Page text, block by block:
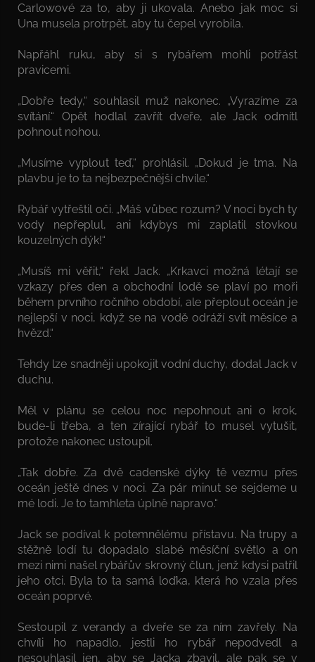
Carlowové za to, aby ji ukovala. Anebo jak moc si
Una musela protrpět, aby tu čepel vyrobila.
Napřáhl ruku, aby si s rybářem mohli potřást
pravicemi.
„Dobře tedy,“ souhlasil muž nakonec. „Vyrazíme za
svítání.“ Opět hodlal zavřít dveře, ale Jack odmítl
pohnout nohou.
„Musíme vyplout teď,“ prohlásil. „Dokud je tma. Na
plavbu je to ta nejbezpečnější chvíle.“
Rybář vytřeštil oči. „Máš vůbec rozum? V noci bych ty
vody nepřeplul, ani kdybys mi zaplatil stovkou
kouzelných dýk!“
„Musíš mi věřit,“ řekl Jack. „Krkavci možná létají se
vzkazy přes den a obchodní lodě se plaví po moři
během prvního ročního období, ale přeplout oceán je
nejlepší v noci, když se na vodě odráží svit měsíce a
hvězd.“
Tehdy lze snadněji upokojit vodní duchy, dodal Jack v
duchu.
Měl v plánu se celou noc nepohnout ani o krok,
bude-li třeba, a ten zírající rybář to musel vytušit,
protože nakonec ustoupil.
„Tak dobře. Za dvě cadenské dýky tě vezmu přes
oceán ještě dnes v noci. Za pár minut se sejdeme u
mé lodi. Je to tamhleta úplně napravo.“
Jack se podíval k potemnělému přístavu. Na trupy a
stěžně lodí tu dopadalo slabé měsíční světlo a on
mezi nimi našel rybářův skrovný člun, jenž kdysi patřil
jeho otci. Byla to ta samá loďka, která ho vzala přes
oceán poprvé.
Sestoupil z verandy a dveře se za ním zavřely. Na
chvíli ho napadlo, jestli ho rybář nepodvedl a
nesouhlasil jen, aby se Jacka zbavil, ale pak se v